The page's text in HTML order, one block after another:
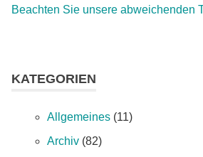
Beachten Sie unsere abweichenden
KATEGORIEN
Allgemeines (11)
Archiv (82)